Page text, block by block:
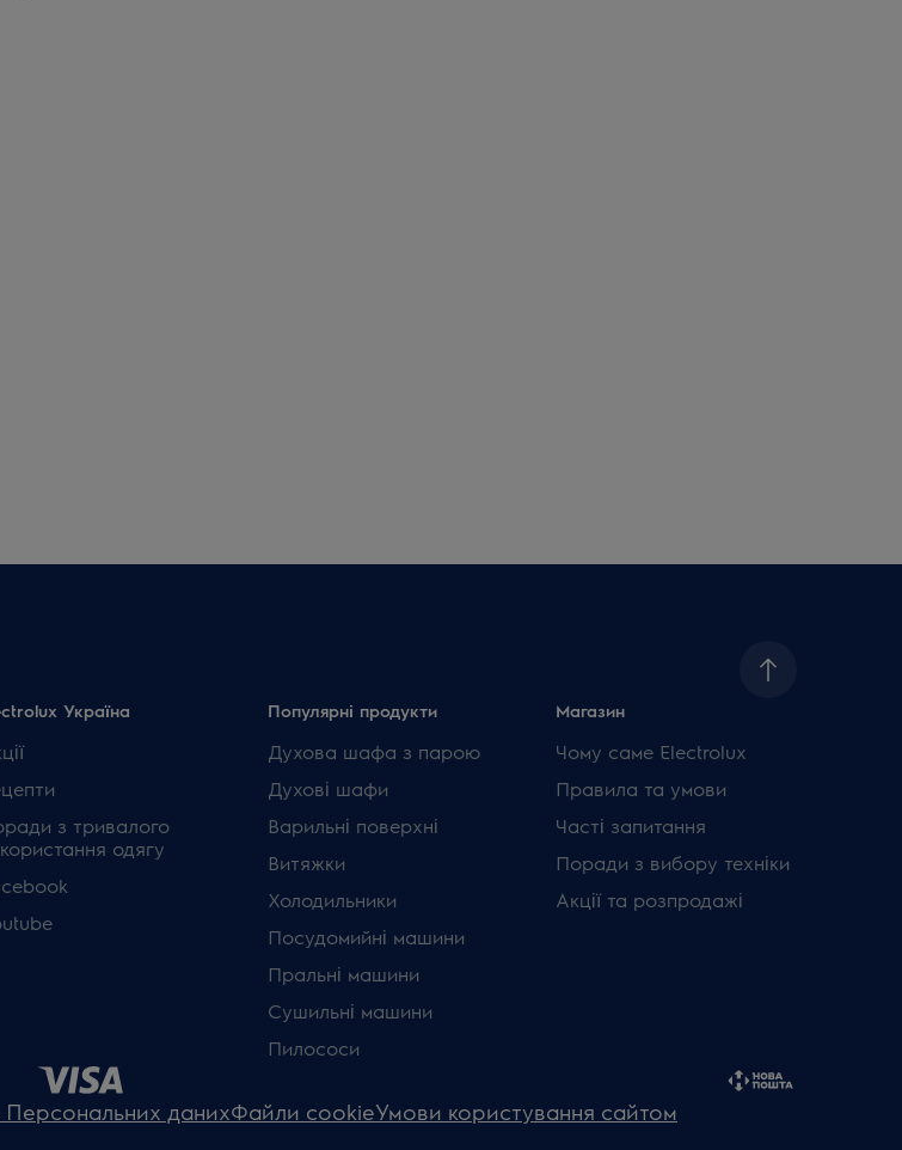
Україна
з тривалого
одягу
Популярні продукти
Духова шафа з парою
Духові шафи
Варильні поверхні
Витяжки
Холодильники
Посудомийні машини
Пральні машини
Сушильні машини
Пилососи
Магазин
Чому саме Electrolux
Правила та умови
Часті запитання
Поради з вибору техніки
Акції та розпродажі
Персональних данихФайли cookieУмови користування сайтом